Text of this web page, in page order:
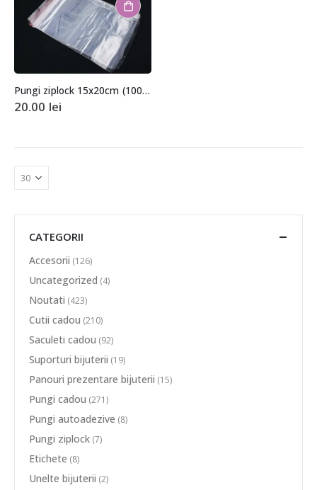
Pungi ziplock 15x20cm (100 buc.)
20.00 lei
CATEGORII
Accesorii (126)
Uncategorized (4)
Noutati (423)
Cutii cadou (210)
Saculeti cadou (92)
Suporturi bijuterii (19)
Panouri prezentare bijuterii (15)
Pungi cadou (271)
Pungi autoadezive (8)
Pungi ziplock (7)
Etichete (8)
Unelte bijuterii (2)